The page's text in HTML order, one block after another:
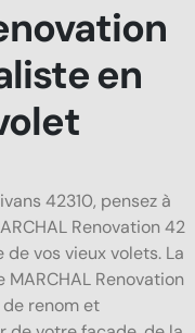
en
42310, pensez à
Renovation 42
vos vieux volets. La
Renovation
renom et